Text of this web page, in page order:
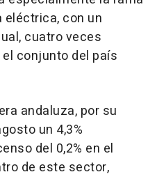
con un
cuatro veces
conjunto del país
andaluza, por su
un 4,3%
del 0,2% en el
de este sector,